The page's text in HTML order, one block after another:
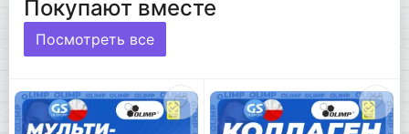
Покупают вместе
Посмотреть все